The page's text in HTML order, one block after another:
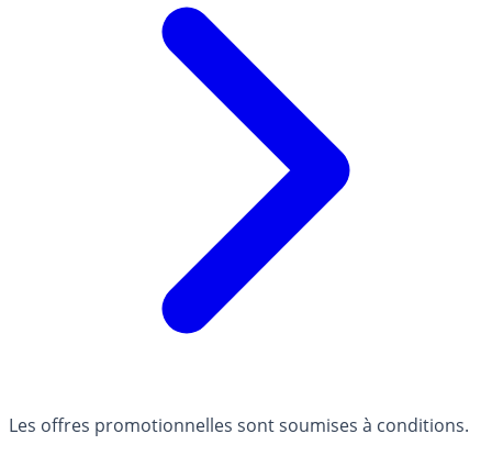
Les offres promotionnelles sont soumises à conditions.